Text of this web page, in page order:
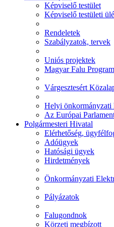
Képviselő testület
Képviselő testületi
Rendeletek
Szabályzatok, tervek
Uniós projektek
Magyar Falu Program
Várgesztesért
Helyi önkormányzati
Az Európai
Polgármesteri Hivatal
Elérhetőség,
Adóügyek
Hatósági ügyek
Hirdetmények
Önkormányzati
Pályázatok
Falugondnok
Körzeti megbízott